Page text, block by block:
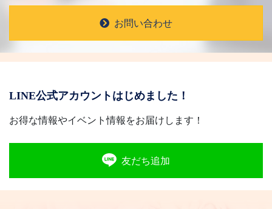
お問い合わせ
LINE公式アカウントはじめました！
お得な情報やイベント情報をお届けします！
友だち追加